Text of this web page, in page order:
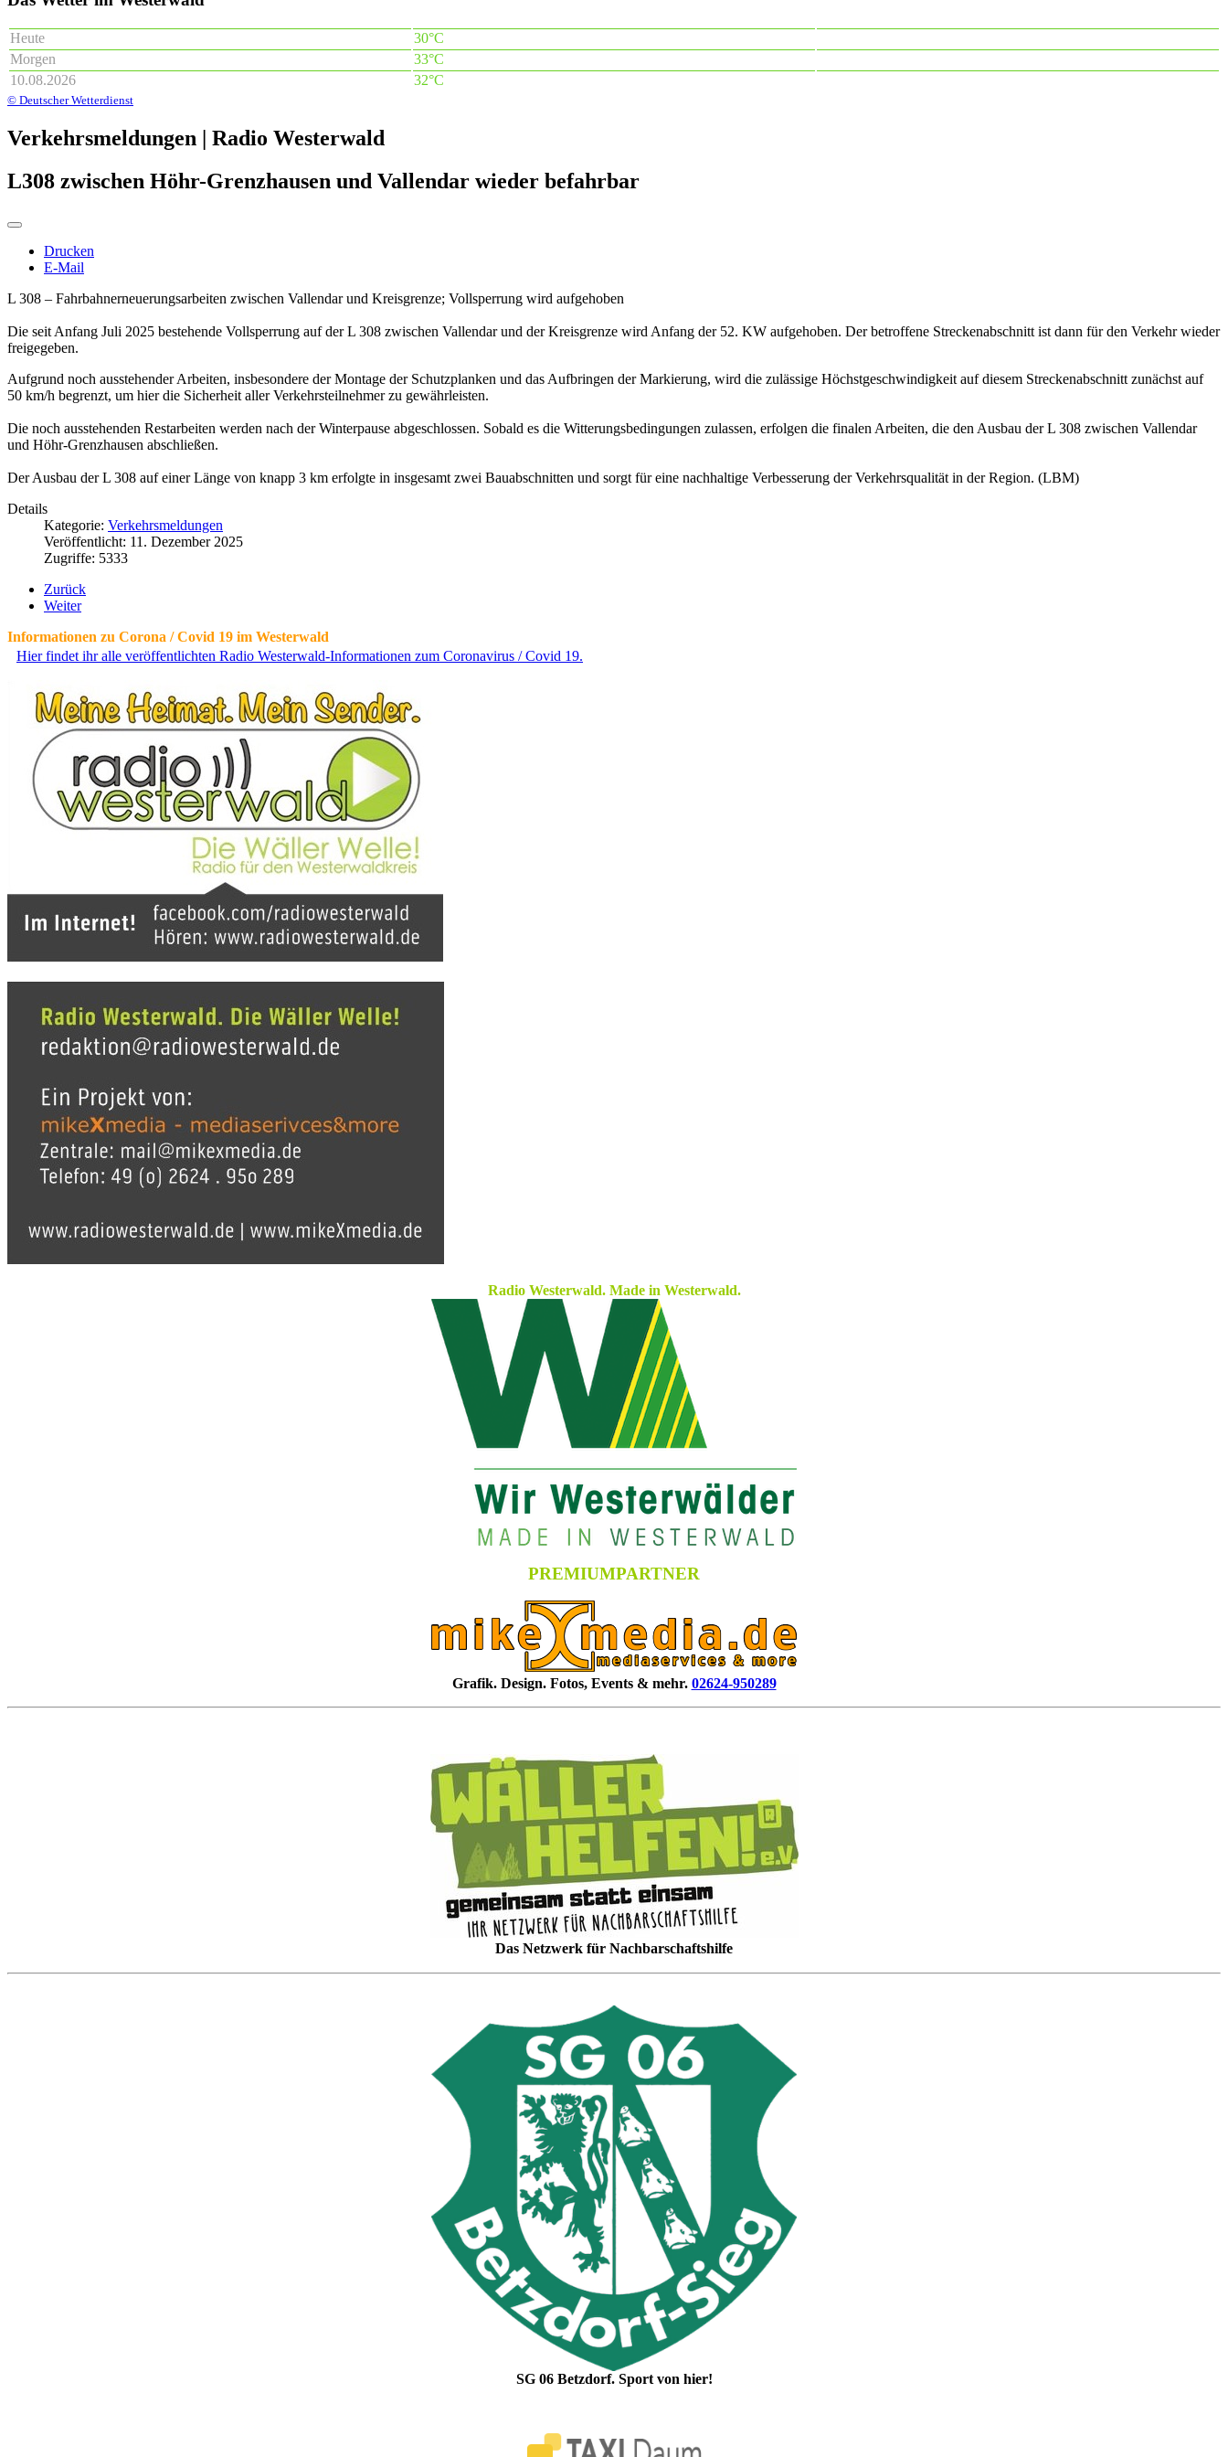
Heute
30°C
Morgen
33°C
10.08.2026
32°C
© Deutscher Wetterdienst
Verkehrsmeldungen | Radio Westerwald
L308 zwischen Höhr-Grenzhausen und Vallendar wieder befahrbar
Drucken
E-Mail
L 308 – Fahrbahnerneuerungsarbeiten zwischen Vallendar und Kreisgrenze; Vollsperrung wird aufgehoben
Die seit Anfang Juli 2025 bestehende Vollsperrung auf der L 308 zwischen Vallendar und der Kreisgrenze wird Anfang der 52. KW aufgehoben. Der betroffene Streckenabschnitt ist dann für den Verkehr wieder
freigegeben.
Aufgrund noch ausstehender Arbeiten, insbesondere der Montage der Schutzplanken und das Aufbringen der Markierung, wird die zulässige Höchstgeschwindigkeit auf diesem Streckenabschnitt zunächst auf
50 km/h begrenzt, um hier die Sicherheit aller Verkehrsteilnehmer zu gewährleisten.
Die noch ausstehenden Restarbeiten werden nach der Winterpause abgeschlossen. Sobald es die Witterungsbedingungen zulassen, erfolgen die finalen Arbeiten, die den Ausbau der L 308 zwischen Vallendar
und Höhr-Grenzhausen abschließen.
Der Ausbau der L 308 auf einer Länge von knapp 3 km erfolgte in insgesamt zwei Bauabschnitten und sorgt für eine nachhaltige Verbesserung der Verkehrsqualität in der Region. (LBM)
Details
Kategorie: Verkehrsmeldungen
Veröffentlicht: 11. Dezember 2025
Zugriffe: 5333
Zurück
Weiter
Informationen zu Corona / Covid 19 im Westerwald
Hier findet ihr alle veröffentlichten Radio Westerwald-Informationen zum Coronavirus / Covid 19.
Radio Westerwald. Made in Westerwald.
PREMIUMPARTNER
Grafik. Design. Fotos, Events & mehr. 02624-950289
Das Netzwerk für Nachbarschaftshilfe
SG 06 Betzdorf. Sport von hier!